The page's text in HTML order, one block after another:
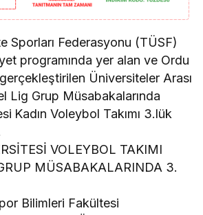
Sporları Federasyonu (TÜSF)
programında yer alan ve Ordu
Üniversiteler Arası
Lig Grup Müsabakalarında
Kadın Voleybol Takımı 3.lük
Bilimleri Fakültesi